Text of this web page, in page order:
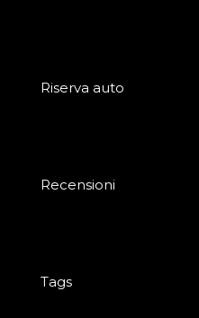
Riserva auto
Recensioni
Tags